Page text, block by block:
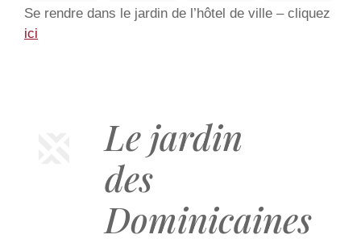
Se rendre dans le jardin de l’hôtel de ville – cliquez
ici
Le jardin
des
Dominicaines